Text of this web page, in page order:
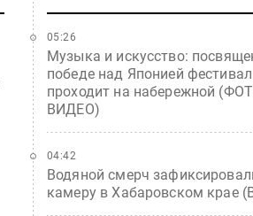
Музыка и искусство:
победе над Японией
проходит на набережной
ВИДЕО)
05:26
Водяной смерч
камеру в Хабаровском крае
04:42